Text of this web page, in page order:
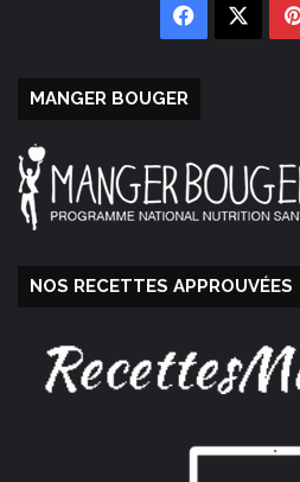
Facebook
MANGER BOUGER
NOS RECETTES APPROUVÉES